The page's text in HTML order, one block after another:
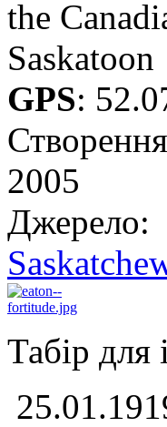
the
Saskatoon
GPS:
2005
Джерело:
Табір для